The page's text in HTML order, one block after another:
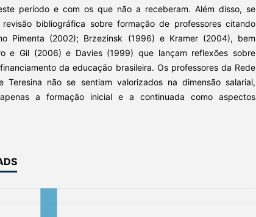
período e com os que não a receberam. Além disso, se
revisão bibliográfica sobre formação de professores citando
Pimenta (2002); Brzezinsk (1996) e Kramer (2004), bem
e Gil (2006) e Davies (1999) que lançam reflexões sobre
da educação brasileira. Os professores da Rede
Teresina não se sentiam valorizados na dimensão salarial,
a formação inicial e a continuada como aspectos